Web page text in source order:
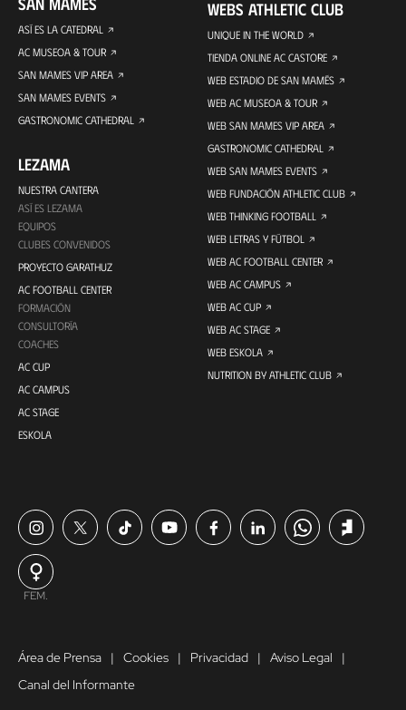
ASÍ ES LA CATEDRAL
AC MUSEOA & TOUR
SAN MAMES VIP AREA
SAN MAMES EVENTS
GASTRONOMIC CATHEDRAL
LEZAMA
NUESTRA CANTERA
ASÍ ES LEZAMA
EQUIPOS
CLUBES CONVENIDOS
PROYECTO GARATHUZ
AC FOOTBALL CENTER
FORMACIÓN
CONSULTORÍA
COACHES
AC CUP
AC CAMPUS
AC STAGE
ESKOLA
WEBS ATHLETIC CLUB
UNIQUE IN THE WORLD
TIENDA ONLINE AC CASTORE
WEB ESTADIO DE SAN MAMÉS
WEB AC MUSEOA & TOUR
WEB SAN MAMES VIP AREA
GASTRONOMIC CATHEDRAL
WEB SAN MAMES EVENTS
WEB FUNDACIÓN ATHLETIC CLUB
WEB THINKING FOOTBALL
WEB LETRAS Y FÚTBOL
WEB AC FOOTBALL CENTER
WEB AC CAMPUS
WEB AC CUP
WEB AC STAGE
WEB ESKOLA
NUTRITION BY ATHLETIC CLUB
FEM.
Área de Prensa Cookies Privacidad
Aviso Legal
Canal del Informante